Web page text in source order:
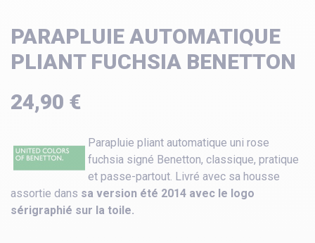
PARAPLUIE AUTOMATIQUE
PLIANT FUCHSIA BENETTON
24,90 €
Parapluie pliant automatique uni rose
fuchsia signé Benetton, classique, pratique
et passe-partout. Livré avec sa housse
assortie dans sa version été 2014 avec le logo
sérigraphié sur la toile.